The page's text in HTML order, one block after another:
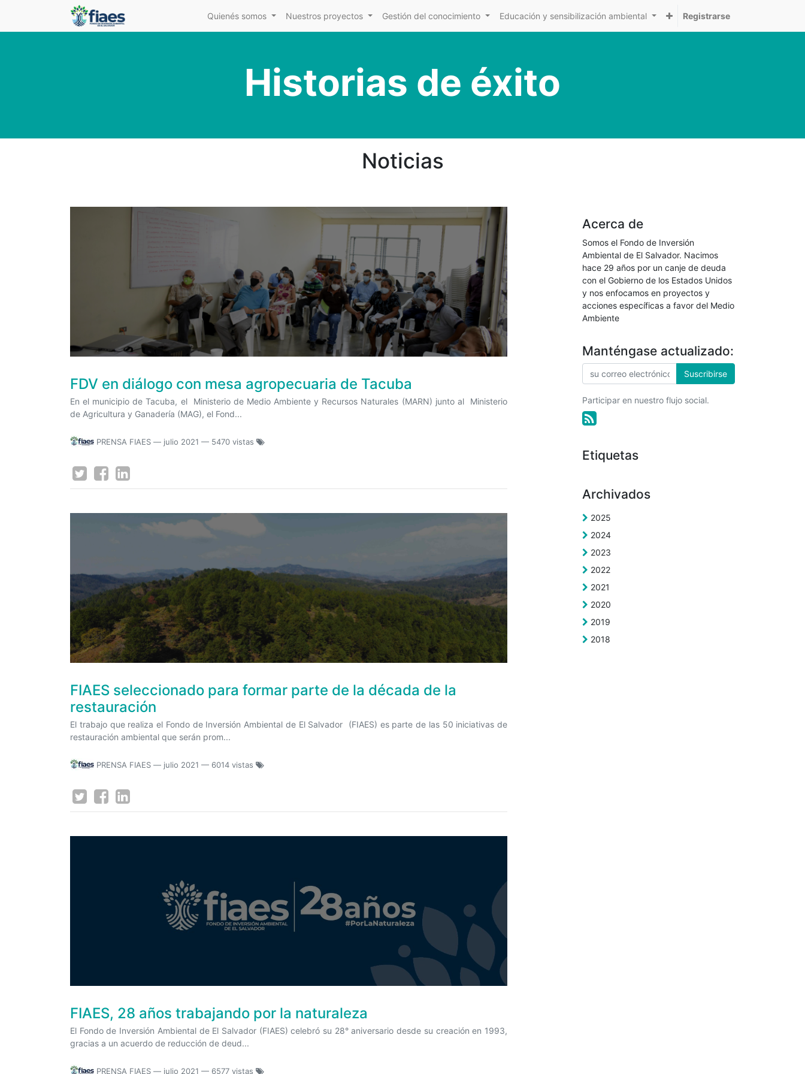
Quienés somos Nuestros proyectos Gestión del conocimiento Educación y sensibilización ambiental Registrarse
Historias de éxito
Noticias
FDV en diálogo con mesa agropecuaria de Tacuba
En el municipio de Tacuba, el Ministerio de Medio Ambiente y Recursos Naturales (MARN) junto al Ministerio
de Agricultura y Ganadería (MAG), el Fond...
PRENSA FIAES — julio 2021 — 5470 vistas
FIAES seleccionado para formar parte de la década de la
restauración
El trabajo que realiza el Fondo de Inversión Ambiental de El Salvador (FIAES) es parte de las 50 iniciativas de
restauración ambiental que serán prom...
PRENSA FIAES — julio 2021 — 6014 vistas
FIAES, 28 años trabajando por la naturaleza
El Fondo de Inversión Ambiental de El Salvador (FIAES) celebró su 28° aniversario desde su creación en 1993,
gracias a un acuerdo de reducción de deud...
PRENSA FIAES — julio 2021 — 6577 vistas
Acerca de
Somos el Fondo de Inversión
Ambiental de El Salvador. Nacimos
hace 29 años por un canje de deuda
con el Gobierno de los Estados Unidos
y nos enfocamos en proyectos y
acciones específicas a favor del Medio
Ambiente
Manténgase actualizado:
Suscribirse
Participar en nuestro flujo social.
Etiquetas
Archivados
2025
2024
2023
2022
2021
2020
2019
2018